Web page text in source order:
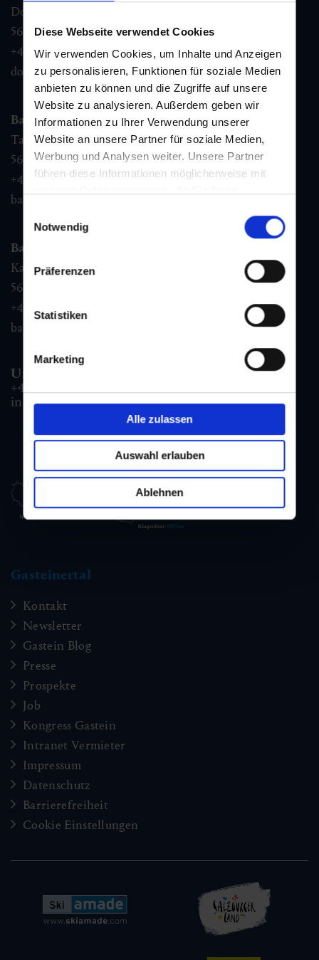
Diese Webseite verwendet Cookies
Wir verwenden Cookies, um Inhalte und Anzeigen
zu personalisieren, Funktionen für soziale Medien
anbieten zu können und die Zugriffe auf unsere
Website zu analysieren. Außerdem geben wir
Informationen zu Ihrer Verwendung unserer
Website an unsere Partner für soziale Medien,
Werbung und Analysen weiter. Unsere Partner
führen diese Informationen möglicherweise mit
Nutzung der Dienste gesammelt haben.
Notwendig
Präferenzen
Statistiken
Marketing
Alle zulassen
Auswahl erlauben
Ablehnen
Dorfstraße 1,
5632 Dorfgastein
+43 6432 3393 460
dorfgastein@gastein.com
Bad Hofgastein
Tauernplatz 1,
5630 Bad Hofgastein
+43 6432 3393 260
badhofgastein@gastein.com
Bad Gastein
Kaiser Franz Josefstr. 27,
5640
+43 6432 3393 560
badgastein@gastein.com
Unterkunfts- & Buchungshotline:
+43 6432 3393 990
info@gastein.com
Gasteinertal
Kontakt
Newsletter
Gastein Blog
Presse
Prospekte
Job
Kongress Gastein
Intranet Vermieter
Impressum
Datenschutz
Barrierefreiheit
Cookie Einstellungen